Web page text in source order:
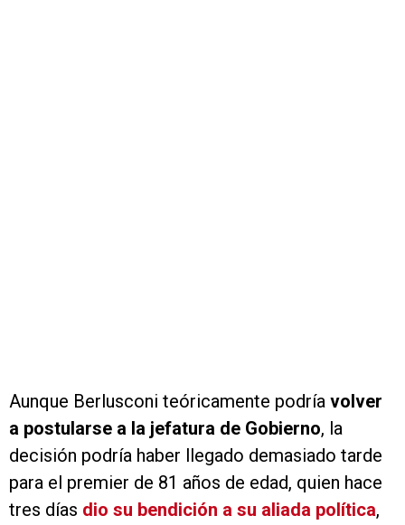
Aunque Berlusconi teóricamente podría volver
a postularse a la jefatura de Gobierno, la
decisión podría haber llegado demasiado tarde
para el premier de 81 años de edad, quien hace
tres días dio su bendición a su aliada política,